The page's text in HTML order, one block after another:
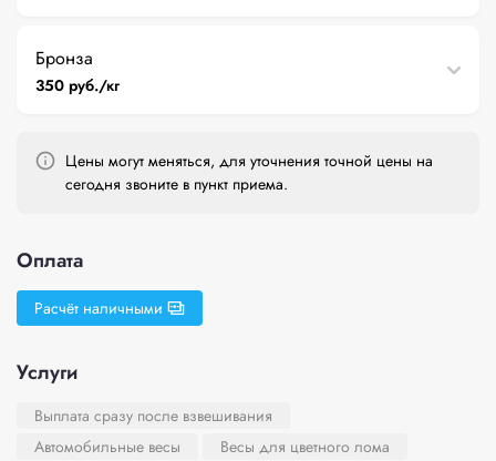
Бронза
350 руб./кг
Цены могут меняться, для уточнения точной цены на
сегодня звоните в пункт приема.
Оплата
Расчёт наличными
Услуги
Выплата сразу после взвешивания
Автомобильные весы
Весы для цветного лома